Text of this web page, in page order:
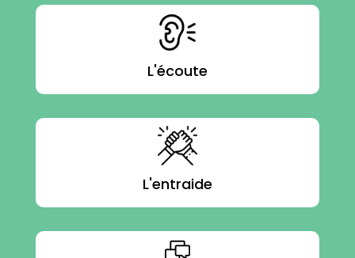
L'écoute
L'entraide